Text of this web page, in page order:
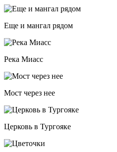
Еще и мангал рядом
Река Миасс
Мост через нее
Церковь в Тургояке